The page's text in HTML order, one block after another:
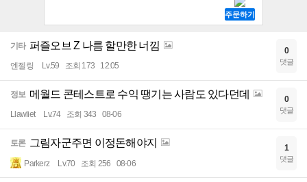
기타 퍼즐오브 Z 나름 할만한 너낌
엔젤링 Lv.59 조회 173 12:05
0
댓글
정보 메월드 콘테스트로 수익 땡기는 사람도 있다던데
Llawliet Lv.74 조회 343 08-06
0
댓글
토론 그림자군주면 이정돈해야지
Parkerz Lv.70 조회 256 08-06
1
댓글